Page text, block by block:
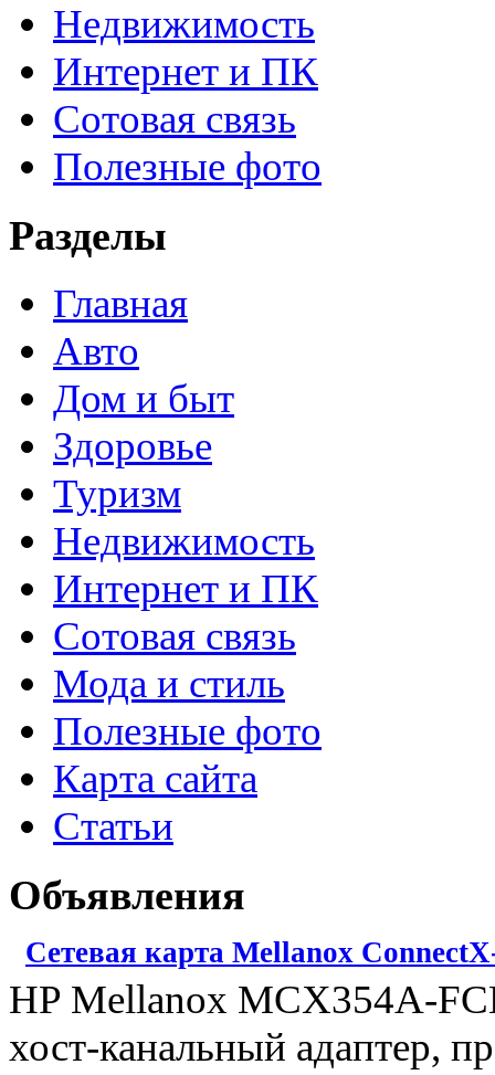
Недвижимость
Интернет и ПК
Сотовая связь
Полезные фото
Разделы
Главная
Авто
Дом и быт
Здоровье
Туризм
Недвижимость
Интернет и ПК
Сотовая связь
Мода и стиль
Полезные фото
Карта сайта
Статьи
Объявления
Сетевая карта Mellanox
HP Mellanox MCX354A-
хост-канальный адаптер,